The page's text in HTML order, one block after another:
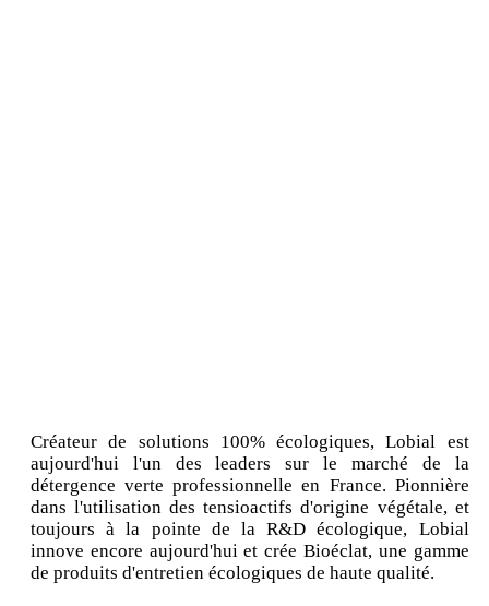
Créateur de solutions 100% écologiques, Lobial est
aujourd'hui l'un des leaders sur le marché de la
détergence verte professionnelle en France. Pionnière
dans l'utilisation des tensioactifs d'origine végétale, et
toujours à la pointe de la R&D écologique, Lobial
innove encore aujourd'hui et crée Bioéclat, une gamme
de produits d'entretien écologiques de haute qualité.